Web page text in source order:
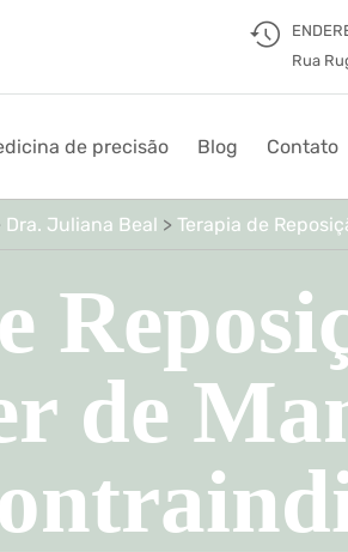
Rua
de precisão Blog Contato
Dra. Juliana Beal > Terapia de
de